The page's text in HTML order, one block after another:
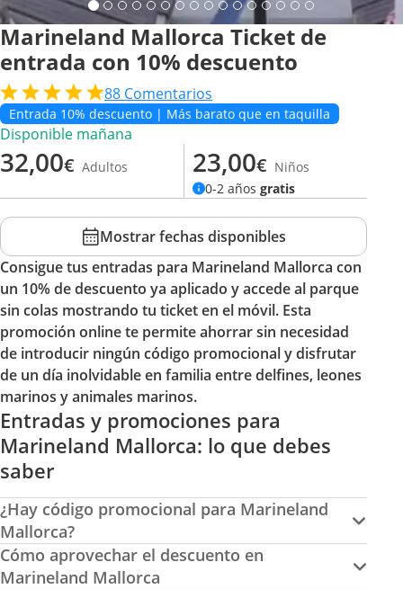
Marineland Mallorca Ticket de
entrada con 10% descuento
88 Comentarios
Entrada 10% descuento | Más barato que en taquilla
Disponible mañana
32,00€ Adultos 23,00€ Niños
0-2 años gratis
Mostrar fechas disponibles
Consigue tus entradas para Marineland Mallorca con
un 10% de descuento ya aplicado y accede al parque
sin colas mostrando tu ticket en el móvil. Esta
promoción online te permite ahorrar sin necesidad
de introducir ningún código promocional y disfrutar
de un día inolvidable en familia entre delfines, leones
marinos y animales marinos.
Entradas y promociones para
Marineland Mallorca: lo que debes
saber
¿Hay código promocional para Marineland
Mallorca?
Cómo aprovechar el descuento en
Marineland Mallorca